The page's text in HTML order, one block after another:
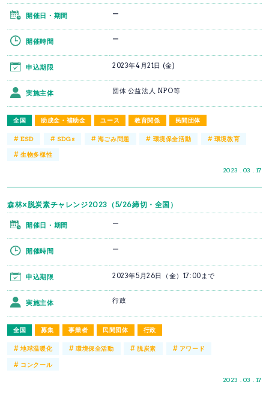
全国 助成金・補助金 ユース 教育関係 民間団体
2023 . 03 . 17
開催日・期間 ー
開催時間 ー
申込期限 2023年4月21日 (金)
実施主体 団体 公益法人 NPO等
#ESD # SDGs # 海ごみ問題 # 環境保全活動 # 環境教育
#生物多様性
森林×脱炭素チャレンジ2023（5/26締切・全国）
全国 募集 事業者 民間団体 行政
2023 . 03 . 17
開催日・期間 ー
開催時間 ー
申込期限 2023年5月26日（金）17:00まで
実施主体 行政
#地球温暖化 # 環境保全活動 #脱炭素 # アワード
# コンクール